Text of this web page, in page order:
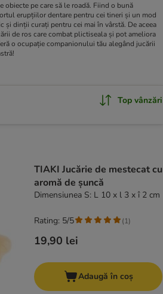
obiecte pe care să le roadă. Fiind o bună
erupțiilor dentare pentru cei tineri și un mod
și dinții curați pentru cei mai în vârstă. De aceea
de ros care combat plictiseala și pot ameliora
o ocupație companionului tău alegând jucării
Top vânzări
TIAKI Jucărie de mestecat cu
aromă de șuncă
Dimensiunea S: L 10 x l 3 x î 2 cm
19,90 lei
Rating: 5/5 (1)
Adaugă în coș